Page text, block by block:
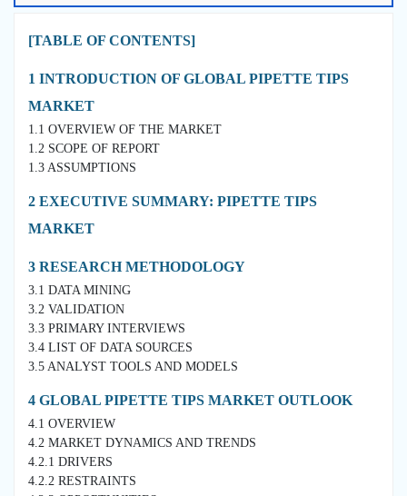
[TABLE OF CONTENTS]
1 INTRODUCTION OF GLOBAL PIPETTE TIPS
MARKET
1.1 OVERVIEW OF THE MARKET
1.2 SCOPE OF REPORT
1.3 ASSUMPTIONS
2 EXECUTIVE SUMMARY: PIPETTE TIPS
MARKET
3 RESEARCH METHODOLOGY
3.1 DATA MINING
3.2 VALIDATION
3.3 PRIMARY INTERVIEWS
3.4 LIST OF DATA SOURCES
3.5 ANALYST TOOLS AND MODELS
4 GLOBAL PIPETTE TIPS MARKET OUTLOOK
4.1 OVERVIEW
4.2 MARKET DYNAMICS AND TRENDS
4.2.1 DRIVERS
4.2.2 RESTRAINTS